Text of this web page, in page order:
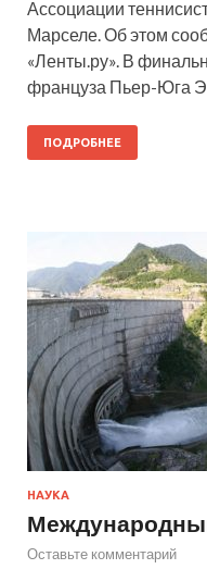
Ассоциации
Марселе. Об этом
«Ленты.ру». В
француза Пьер-Юга
ПОДРОБНЕЕ
НАУКА
Оставьте комментарий